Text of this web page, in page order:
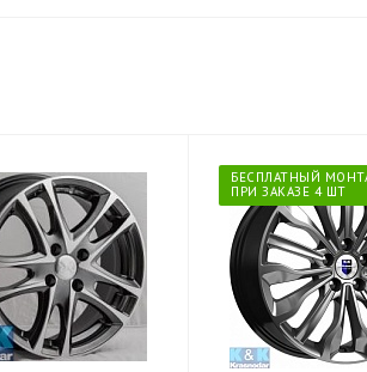
БЕСПЛАТНЫЙ
ПРИ ЗАКАЗЕ 4 ШТ